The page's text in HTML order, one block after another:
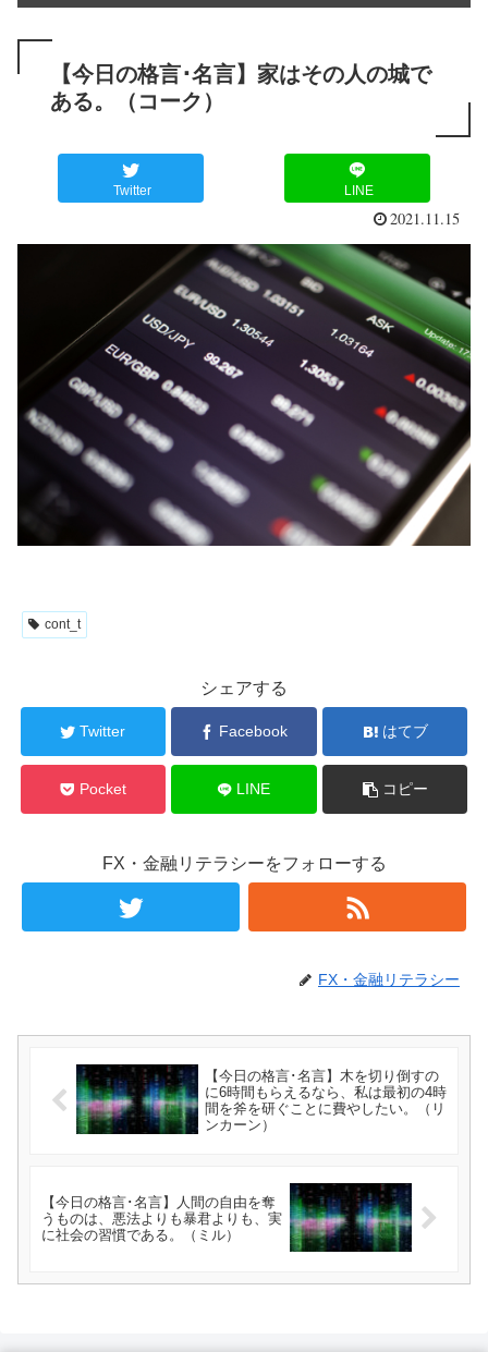
【今日の格言･名言】家はその人の城で
ある。（コーク）
Twitter LINE
2021.11.15
cont_t
シェアする
Twitter Facebook はてブ
Pocket LINE コピー
FX・金融リテラシーをフォローする
FX・金融リテラシー
【今日の格言･名言】木を切り倒すの
に6時間もらえるなら、私は最初の4時
間を斧を研ぐことに費やしたい。（リ
ンカーン）
【今日の格言･名言】人間の自由を奪
うものは、悪法よりも暴君よりも、実
に社会の習慣である。（ミル）